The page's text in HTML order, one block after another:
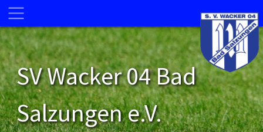
SV Wacker 04 Bad
Salzungen e.V.